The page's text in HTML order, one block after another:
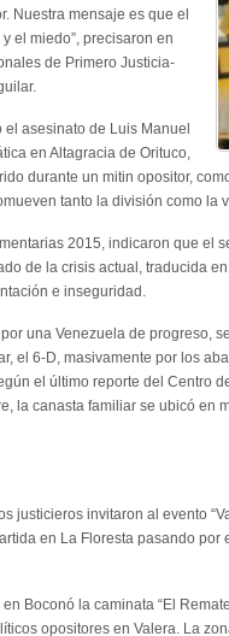
Nuestra mensaje es que el
el miedo”, precisaron en
de Primero Justicia-
asesinato de Luis Manuel
en Altagracia de Orituco,
durante un mitin opositor,
tanto la división como la
2015, indicaron que el
de la crisis actual, traducida
e inseguridad.
una Venezuela de progreso,
el 6-D, masivamente por los
el último reporte del Centro
la canasta familiar se ubicó en
justicieros invitaron al evento
en La Floresta pasando
Boconó la caminata “El
opositores en Valera. La